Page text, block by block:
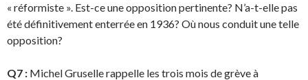
« réformiste ». Est-ce une opposition pertinente? N’a-t-elle pas
été définitivement enterrée en 1936? Où nous conduit une telle
opposition?
Q7 : Michel Gruselle rappelle les trois mois de grève à